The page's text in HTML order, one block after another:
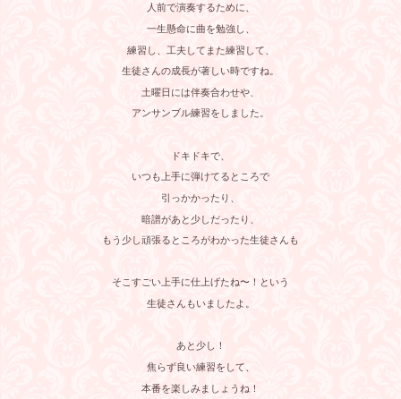
人前で演奏するために、
一生懸命に曲を勉強し、
練習し、工夫してまた練習して、
生徒さんの成長が著しい時ですね。
土曜日には伴奏合わせや、
アンサンブル練習をしました。
ドキドキで、
いつも上手に弾けてるところで
引っかかったり、
暗譜があと少しだったり、
もう少し頑張るところがわかった生徒さんも
そこすごい上手に仕上げたね〜！という
生徒さんもいましたよ。
あと少し！
焦らず良い練習をして、
本番を楽しみましょうね！